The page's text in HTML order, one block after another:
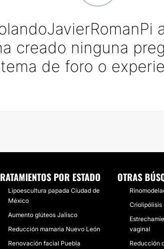
creado ninguna
tema de foro o
POR ESTADO
Lipoescultura papada Ciudad de
México
Aumento glúteos Jalisco
Reducción mamaria Nuevo León
Renovación facial Puebla
OTRAS
Criolipólisis
vaginal
Reducción